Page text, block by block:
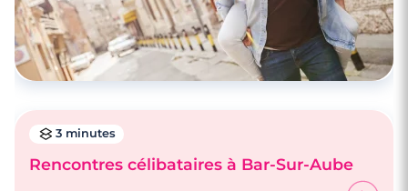
3 minutes
Rencontres célibataires à Bar-Sur-Aube